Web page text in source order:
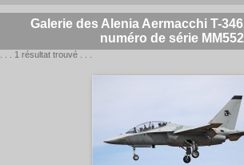
Galerie des Alenia Aermacchi T-
numéro de série
. . . 1 résultat trouvé . . .